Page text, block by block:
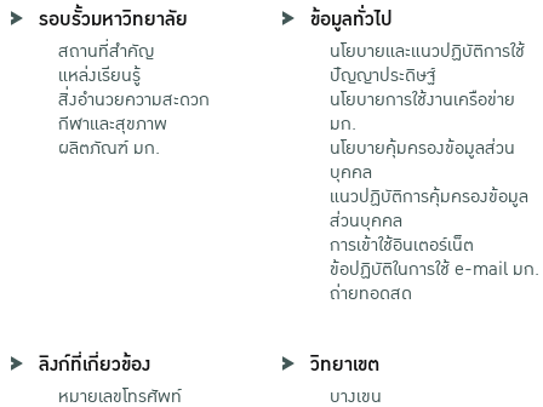
รอบรั้วมหาวิทยาลัย
สถานที่สำคัญ
แหล่งเรียนรู้
สิ่งอำนวยความสะดวก
กีฬาและสุขภาพ
ผลิตภัณฑ์ มก.
ข้อมูลทั่วไป
นโยบายและแนวปฏิบัติการใช้
ปัญญาประดิษฐ์
นโยบายการใช้งานเครือข่าย
มก.
นโยบายคุ้มครองข้อมูลส่วน
บุคคล
แนวปฏิบัติการคุ้มครองข้อมูล
ส่วนบุคคล
การเข้าใช้อินเตอร์เน็ต
ข้อปฏิบัติในการใช้ e-mail มก.
ถ่ายทอดสด
ลิงก์ที่เกี่ยวข้อง
หมายเลขโทรศัพท์
วิทยาเขต
บางเขน